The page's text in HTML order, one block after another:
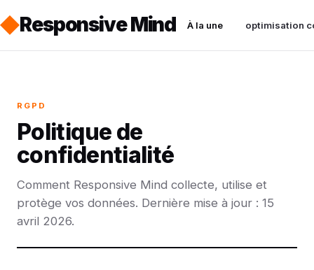
Responsive Mind À la une optimisation
RGPD
Politique de
confidentialité
Comment Responsive Mind collecte, utilise et
protège vos données. Dernière mise à jour : 15
avril 2026.